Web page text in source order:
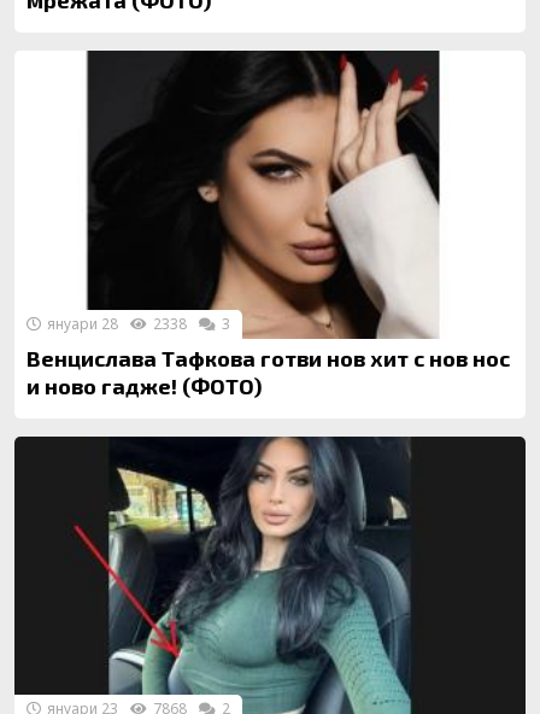
Венцислава Тафкова готви нов хит с нов нос
и ново гадже! (ФОТО)
януари 28 2338 3
януари 23 7868 2